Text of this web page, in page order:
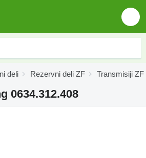
deli Rezervni deli ZF Transmisiji ZF
0634.312.408